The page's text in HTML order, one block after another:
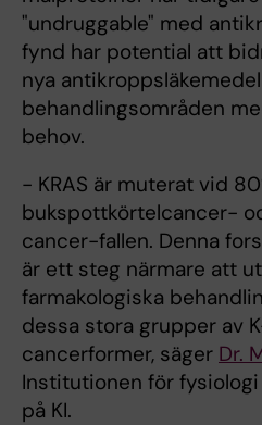
"undruggable" med
fynd har potential att
nya
behandlingsområden
behov.
- KRAS är muterat vid
bukspottkörtelcancer-
cancer-fallen. Denna
är ett steg närmare att
farmakologiska
dessa stora grupper av
cancerformer, säger Dr.
Institutionen för
på KI.